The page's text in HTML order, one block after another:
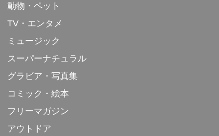
動物・ペット
TV・エンタメ
ミュージック
スーパーナチュラル
グラビア・写真集
コミック・絵本
フリーマガジン
アウトドア